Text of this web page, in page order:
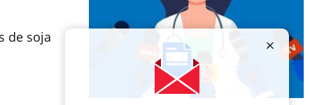
de soja